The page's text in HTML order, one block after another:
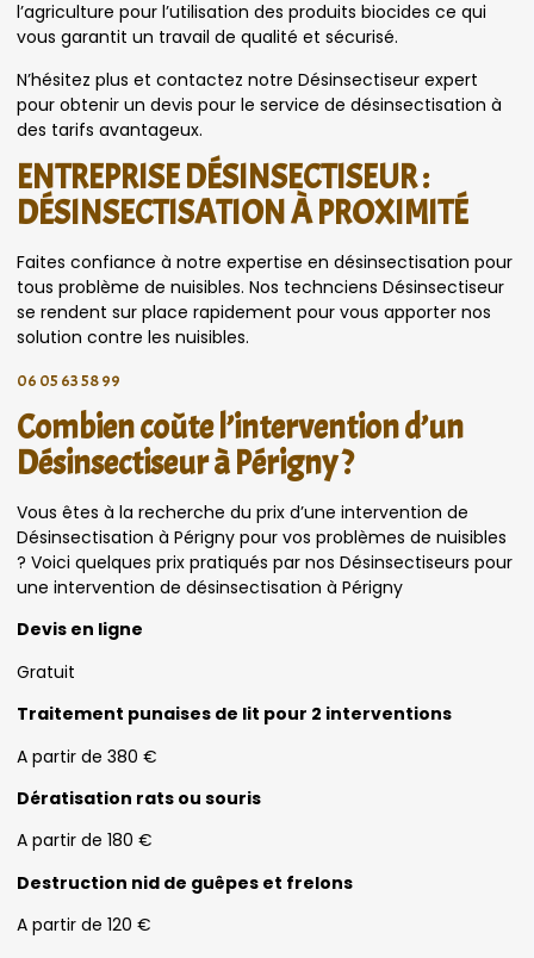
l’agriculture pour l’utilisation des produits biocides ce qui
vous garantit un travail de qualité et sécurisé.
N’hésitez plus et contactez notre Désinsectiseur expert
pour obtenir un devis pour le service de désinsectisation à
des tarifs avantageux.
ENTREPRISE DÉSINSECTISEUR :
DÉSINSECTISATION À PROXIMITÉ
Faites confiance à notre expertise en désinsectisation pour
tous problème de nuisibles. Nos technciens Désinsectiseur
se rendent sur place rapidement pour vous apporter nos
solution contre les nuisibles.
06 05 63 58 99
Combien coûte l’intervention d’un
Désinsectiseur à Périgny ?
Vous êtes à la recherche du prix d’une intervention de
Désinsectisation à Périgny pour vos problèmes de nuisibles
? Voici quelques prix pratiqués par nos Désinsectiseurs pour
une intervention de désinsectisation à Périgny
Devis en ligne
Gratuit
Traitement punaises de lit pour 2 interventions
A partir de 380 €
Dératisation rats ou souris
A partir de 180 €
Destruction nid de guêpes et frelons
A partir de 120 €